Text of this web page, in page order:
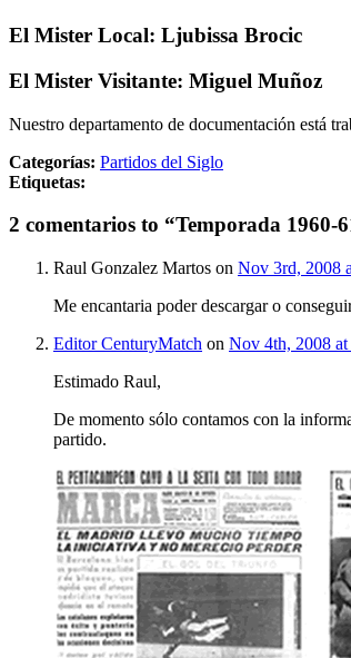
El Mister Local: Ljubissa Brocic
El Mister Visitante: Miguel Muñoz
Nuestro departamento de documentación está
Categorías: Partidos del Siglo
Etiquetas:
2 comentarios to “Temporada 1960-
Raul Gonzalez Martos on Nov 3rd, 2008
Me encantaria poder descargar o
Editor CenturyMatch on Nov 4th, 2008 at
Estimado Raul,
De momento sólo contamos con la
partido.